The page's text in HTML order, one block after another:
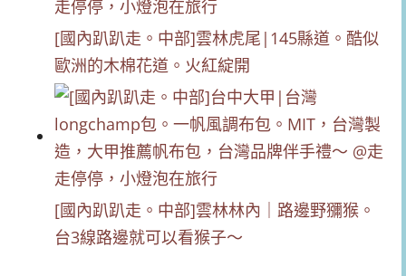
[國內趴趴走。中部]雲林虎尾|145縣道。酷似
歐洲的木棉花道。火紅綻開
[國內趴趴走。中部]雲林林內｜路邊野獼猴。
台3線路邊就可以看猴子～